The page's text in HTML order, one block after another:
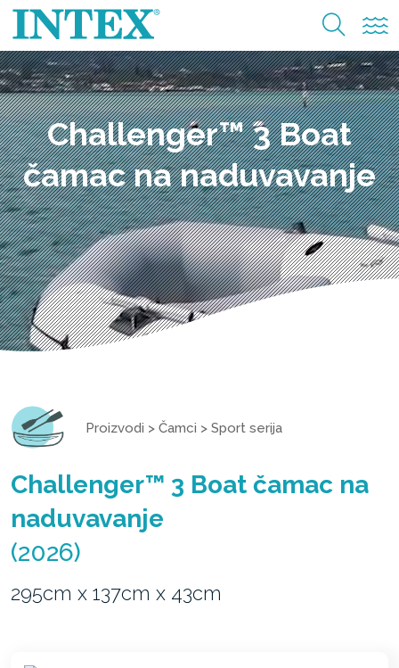
Challenger™ 3 Boat
čamac na naduvavanje
Proizvodi > Čamci > Sport serija
Challenger™ 3 Boat čamac na
naduvavanje
(2026)
295cm x 137cm x 43cm